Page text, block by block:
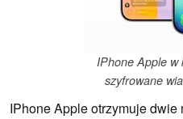
IPhone Apple w
szyfrowane
IPhone Apple otrzymuje